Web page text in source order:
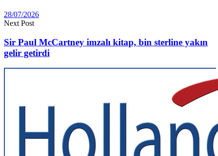
28/07/2026
Next Post
Sir Paul McCartney imzalı kitap, bin sterline yakın
gelir getirdi